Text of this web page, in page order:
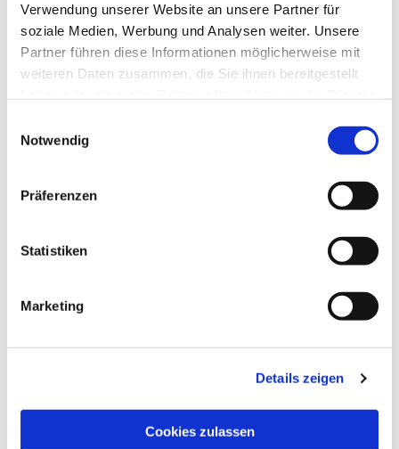
Verwendung unserer Website an unsere Partner für
soziale Medien, Werbung und Analysen weiter. Unsere
Partner führen diese Informationen möglicherweise mit
weiteren Daten zusammen, die Sie ihnen bereitgestellt
Notwendig
Präferenzen
Statistiken
Marketing
Details zeigen
Cookies zulassen